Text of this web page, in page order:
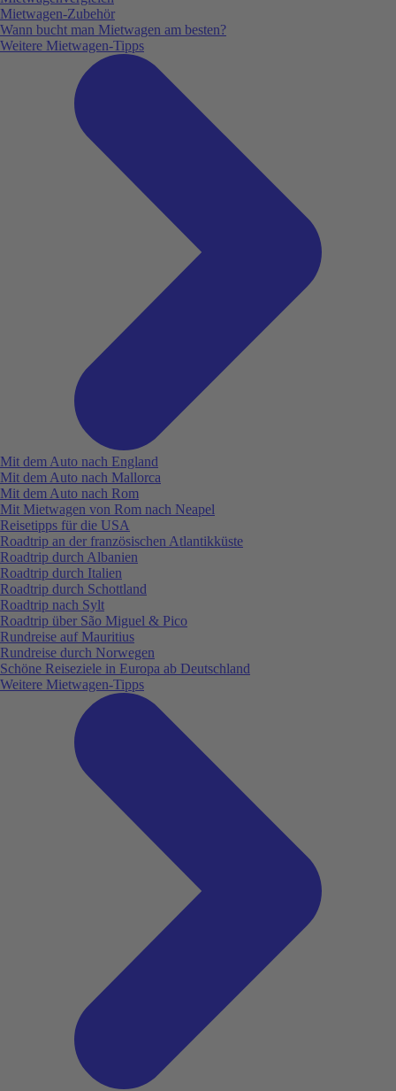
Mietwagen-Zubehör
Wann bucht man Mietwagen am besten?
Weitere Mietwagen-Tipps
Mit dem Auto nach England
Mit dem Auto nach Mallorca
Mit dem Auto nach Rom
Mit Mietwagen von Rom nach Neapel
Reisetipps für die USA
Roadtrip an der französischen Atlantikküste
Roadtrip durch Albanien
Roadtrip durch Italien
Roadtrip durch Schottland
Roadtrip nach Sylt
Roadtrip über São Miguel & Pico
Rundreise auf Mauritius
Rundreise durch Norwegen
Schöne Reiseziele in Europa ab Deutschland
Weitere Mietwagen-Tipps